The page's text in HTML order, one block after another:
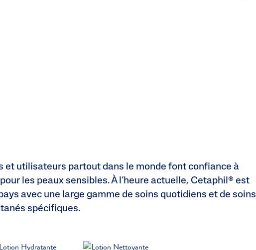
et utilisateurs partout dans le monde font confiance à
les peaux sensibles. À l’heure actuelle, Cetaphil® est
avec une large gamme de soins quotidiens et de soins
spécifiques.